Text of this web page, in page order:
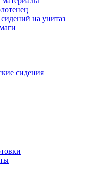
на унитаз
сидения